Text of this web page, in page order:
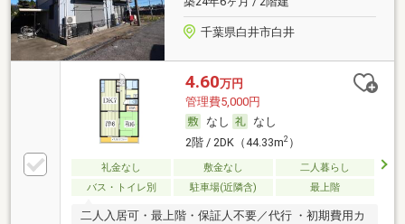
千葉県白井市白井
4.60万円
管理費5,000円
なし
なし
2階 / 2DK（44.33m2）
礼金なし 敷金なし
二人暮らし
バス・トイレ別
駐車場(近隣含) 最上階
二人入居可・最上階・保証人不要／代行 ・初期費用カ